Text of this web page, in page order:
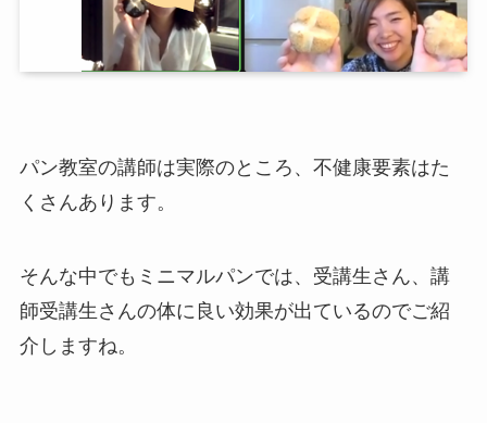
パン教室の講師は実際のところ、不健康要素はた
くさんあります。
そんな中でもミニマルパンでは、受講生さん、講
師受講生さんの体に良い効果が出ているのでご紹
介しますね。